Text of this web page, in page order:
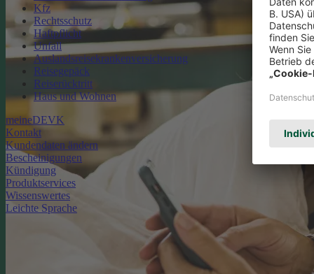
Kfz
Rechtsschutz
Haftpflicht
Unfall
Auslandsreisekrankenversicherung
Reisegepäck
Reiserücktritt
Haus und Wohnen
meineDEVK
Kontakt
Kundendaten ändern
Bescheinigungen
Kündigung
Produktservices
Wissenswertes
Leichte Sprache